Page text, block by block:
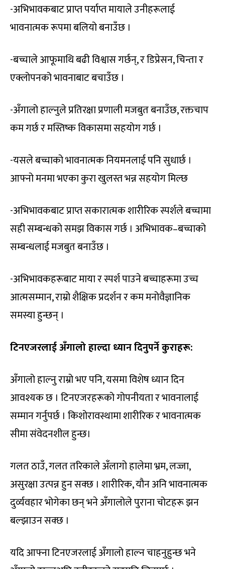
-अभिभावकबाट प्राप्त पर्याप्त मायाले उनीहरूलाई
भावनात्मक रूपमा बलियो बनाउँछ ।
-बच्चाले आफूमाथि बढी विश्वास गर्छन्, र डिप्रेसन, चिन्ता र
एक्लोपनको भावनाबाट बचाउँछ ।
-अँगालो हाल्नुले प्रतिरक्षा प्रणाली मजबुत बनाउँछ, रक्तचाप
कम गर्छ र मस्तिष्क विकासमा सहयोग गर्छ ।
-यसले बच्चाको भावनात्मक नियमनलाई पनि सुधार्छ ।
आफ्नो मनमा भएका कुरा खुलस्त भन्न सहयोग मिल्छ
-अभिभावकबाट प्राप्त सकारात्मक शारीरिक स्पर्शले बच्चामा
सही सम्बन्धको समझ विकास गर्छ । अभिभावक–बच्चाको
सम्बन्धलाई मजबुत बनाउँछ ।
-अभिभावकहरूबाट माया र स्पर्श पाउने बच्चाहरूमा उच्च
आत्मसम्मान, राम्रो शैक्षिक प्रदर्शन र कम मनोवैज्ञानिक
समस्या हुन्छन् ।
टिनएजरलाई अँगालो हाल्दा ध्यान दिनुपर्ने कुराहरू:
अँगालो हाल्नु राम्रो भए पनि, यसमा विशेष ध्यान दिन
आवश्यक छ । टिनएजरहरूको गोपनीयता र भावनालाई
सम्मान गर्नुपर्छ । किशोरावस्थामा शारीरिक र भावनात्मक
सीमा संवेदनशील हुन्छ।
गलत ठाउँ, गलत तरिकाले अँलागो हालेमा भ्रम, लज्जा,
असुरक्षा उत्पन्न हुन सक्छ । शारीरिक, यौन अनि भावनात्मक
दुर्व्यवहार भोगेका छन् भने अँगालोले पुराना चोटहरू झन
बल्झाउन सक्छ ।
यदि आफ्ना टिनएजरलाई अँगालो हाल्न चाहनुहुन्छ भने